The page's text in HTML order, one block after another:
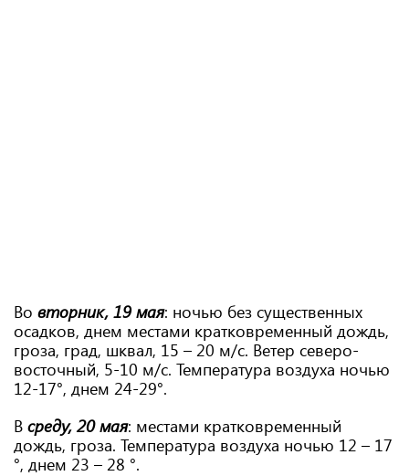
Во вторник, 19 мая: ночью без существенных
осадков, днем ​​местами кратковременный дождь,
гроза, град, шквал, 15 – 20 м/с. Ветер северо-
восточный, 5-10 м/с. Температура воздуха ночью
12-17°, днем ​​24-29°.
В среду, 20 мая: местами кратковременный
дождь, гроза. Температура воздуха ночью 12 – 17
°, днем ​​23 – 28 °.